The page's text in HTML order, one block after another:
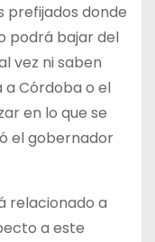
prefijados donde
podrá bajar del
vez ni saben
a Córdoba o el
en lo que se
el gobernador
relacionado a
a este